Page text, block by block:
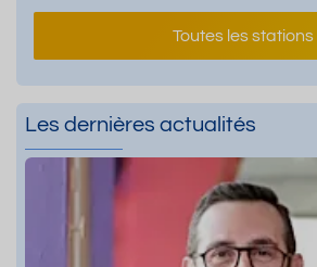
Toutes les stations
Les dernières actualités